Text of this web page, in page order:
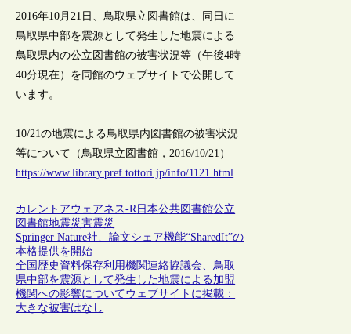
2016年10月21日、鳥取県立図書館は、同日に
鳥取県中部を震源として発生した地震による
鳥取県内の公立図書館の被害状況等（午後4時
40分現在）を同館のウェブサイトで公開して
います。
10/21の地震による鳥取県内図書館の被害状況
等について（鳥取県立図書館，2016/10/21）
https://www.library.pref.tottori.jp/info/1121.html
カレントアウェアネス-R日本公共図書館公立
図書館地震災害震災
Springer Nature社、論文シェア機能“SharedIt”の
本格提供を開始
全国歴史資料保存利用機関連絡協議会、鳥取
県中部を震源として発生した地震による加盟
機関への影響についてウェブサイトに掲載：
大きな被害はなし